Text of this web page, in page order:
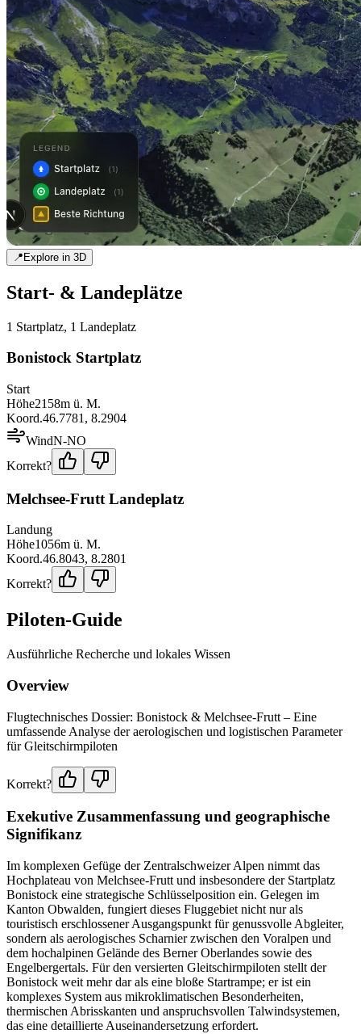
📍Explore in 3D
Start- & Landeplätze
1 Startplatz, 1 Landeplatz
Bonistock Startplatz
Start
Höhe2158m ü. M.
Koord.46.7781 , 8.2904
WindN-NO
Korrekt?
Melchsee-Frutt Landeplatz
Landung
Höhe1056m ü. M.
Koord.46.8043, 8.2801
Korrekt?
Piloten-Guide
Ausführliche Recherche und lokales Wissen
Overview
Flugtechnisches Dossier: Bonistock & Melchsee-Frutt – Eine
umfassende Analyse der aerologischen und logistischen Parameter
für Gleitschirmpiloten
Korrekt?
Exekutive Zusammenfassung und geographische
Signifikanz
Im komplexen Gefüge der Zentralschweizer Alpen nimmt das
Hochplateau von Melchsee-Frutt und insbesondere der Startplatz
Bonistock eine strategische Schlüsselposition ein. Gelegen im
Kanton Obwalden, fungiert dieses Fluggebiet nicht nur als
touristisch erschlossener Ausgangspunkt für genussvolle Abgleiter,
sondern als aerologisches Scharnier zwischen den Voralpen und
dem hochalpinen Gelände des Berner Oberlandes sowie des
Engelbergertals. Für den versierten Gleitschirmpiloten stellt der
Bonistock weit mehr dar als eine bloße Startrampe; er ist ein
komplexes System aus mikroklimatischen Besonderheiten,
thermischen Abrisskanten und anspruchsvollen Talwindsystemen,
das eine detaillierte Auseinandersetzung erfordert.